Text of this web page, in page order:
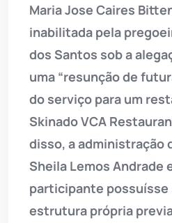
Maria Jose Caires
inabilitada pela
dos Santos sob a
uma “resunção de
do serviço para um
Skinado VCA
disso, a administração
Sheila Lemos Andrade
participante possuísse
estrutura própria